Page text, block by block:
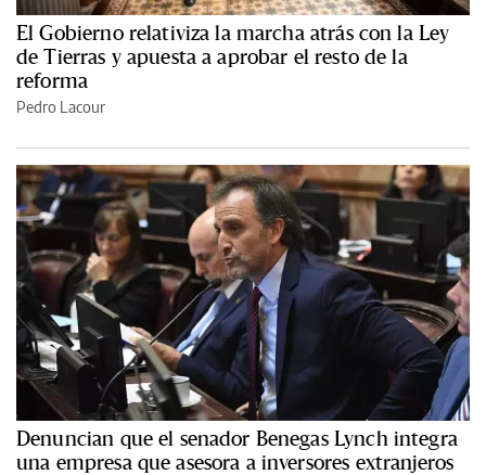
El Gobierno relativiza la marcha atrás con la Ley
de Tierras y apuesta a aprobar el resto de la
reforma
Pedro Lacour
Denuncian que el senador Benegas Lynch integra
una empresa que asesora a inversores extranjeros